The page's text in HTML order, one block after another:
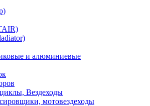
и алюминиевые
Вездеходы
мотовездеходы